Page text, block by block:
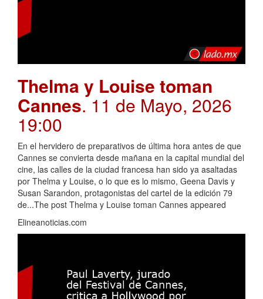
Thelma y Louise toman
Cannes. 11 de Mayo, 2026
19:00
En el hervidero de preparativos de última hora antes de que
Cannes se convierta desde mañana en la capital mundial del
cine, las calles de la ciudad francesa han sido ya asaltadas
por Thelma y Louise, o lo que es lo mismo, Geena Davis y
Susan Sarandon, protagonistas del cartel de la edición 79
de...The post Thelma y Louise toman Cannes appeared
Elineanoticias.com